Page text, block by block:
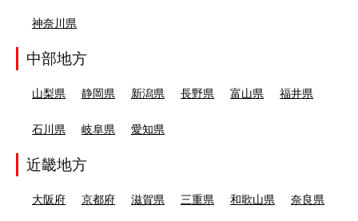
神奈川県
中部地方
山梨県 静岡県 新潟県 長野県 富山県 福井県
石川県 岐阜県 愛知県
近畿地方
大阪府 京都府 滋賀県 三重県 和歌山県 奈良県